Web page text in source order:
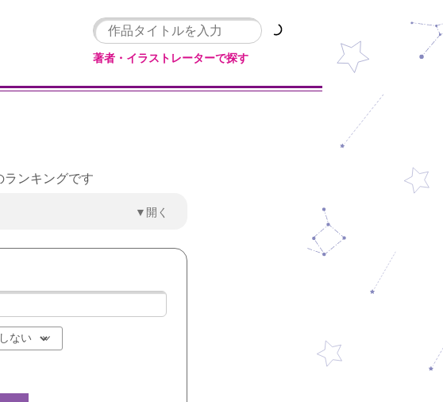
著者・イラストレーターで探す
ランキングです
▼開く